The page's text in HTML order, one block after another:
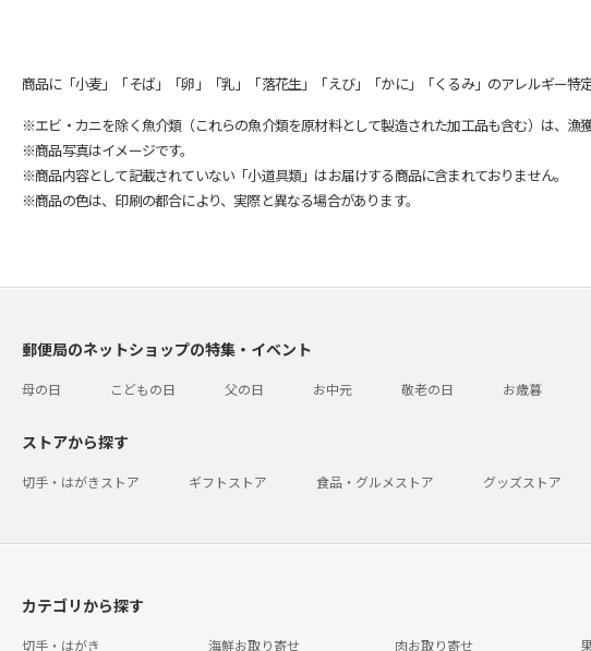
商品に「小麦」「そば」「卵」「乳」「落花生」「えび」「かに」「くるみ」のアレルギー特
※エビ・カニを除く魚介類（これらの魚介類を原材料として製造された加工品も含む）は、漁
※商品写真はイメージです。
※商品内容として記載されていない「小道具類」はお届けする商品に含まれておりません。
※商品の色は、印刷の都合により、実際と異なる場合があります。
郵便局のネットショップの特集・イベント
母の日 こどもの日 父の日 お中元 敬老の日 お歳暮
ストアから探す
切手・はがきストア ギフトストア 食品・グルメストア グッズストア
カテゴリから探す
切手・はがき 海鮮お取り寄せ 肉お取り寄せ